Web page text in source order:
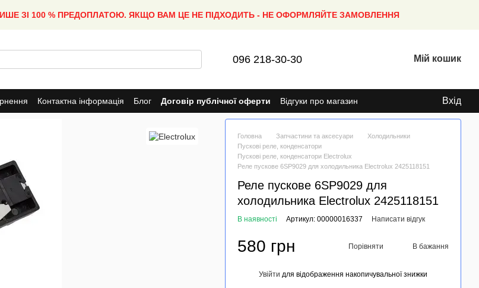
ЗІ 100 % ПРЕДОПЛАТОЮ. ЯКЩО ВАМ ЦЕ НЕ ПІДХОДИТЬ - НЕ ОФОРМЛЯЙТЕ ЗАМОВЛЕННЯ
096 218-30-30 Мій кошик
Контактна інформація Блог Договір публічної оферти Відгуки про магазин Вхід
Головна Запчастини та аксесуари
Холодильники
Пускові реле, конденсатори
Пускові реле, конденсатори Electrolux
Реле пускове 6SP9029 для холодильника Electrolux 2425118151
Реле пускове 6SP9029 для
холодильника Electrolux 2425118151
В наявності Артикул: 00000016337 Написати відгук
580 грн Порівняти В бажання
Увійти для відображення накопичувальної знижки